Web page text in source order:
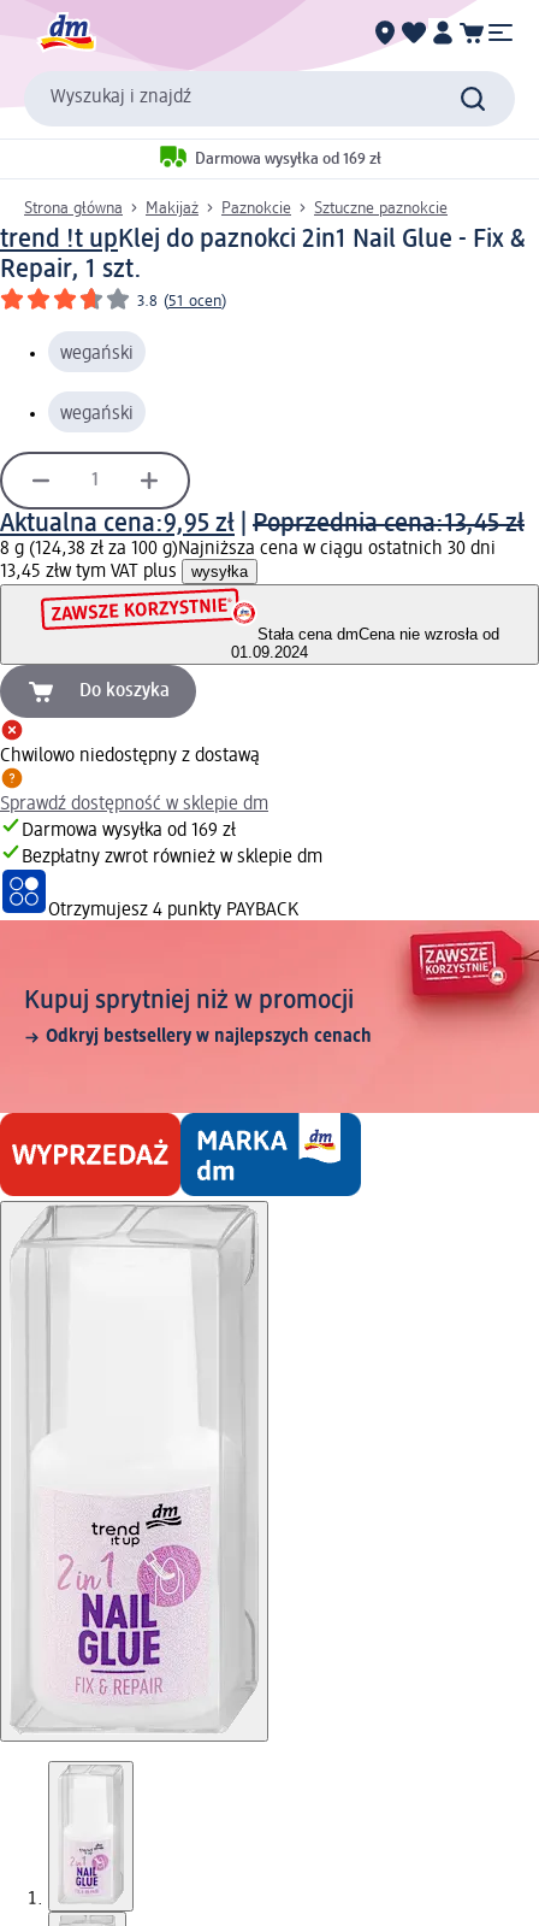
Wyszukaj i znajdź
Darmowa wysyłka od 169 zł
Strona główna Makijaż Paznokcie Sztuczne paznokcie
trend !t up Klej do paznokci 2in1 Nail Glue - Fix &
Repair, 1 szt.
3.8 (51 ocen)
wegański
wegański
Aktualna cena:9,95 zł Poprzednia cena:13,45 zł
8 g (124,38 zł za 100 g)Najniższa cena w ciągu ostatnich 30 dni
13,45 złw tym VAT plus wysyłka
Stała cena dmCena nie wzrosła od
01.09.2024
Do koszyka
Chwilowo niedostępny z dostawą
Sprawdź dostępność w sklepie dm
Darmowa wysyłka od 169 zł
Bezpłatny zwrot również w sklepie dm
Otrzymujesz 4 punkty PAYBACK
Kupuj sprytniej niż w promocji
Odkryj bestsellery w najlepszych cenach